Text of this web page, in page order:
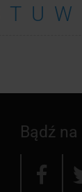
T U W
Bądź